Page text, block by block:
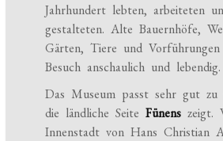
Jahrhundert lebten, arbeiteten
gestalteten. Alte Bauernhöfe,
Gärten, Tiere und
Besuch anschaulich und lebendig.
Das Museum passt sehr gut zu
die ländliche SeiteFünens zeigt.
Innenstadt von Hans Christian